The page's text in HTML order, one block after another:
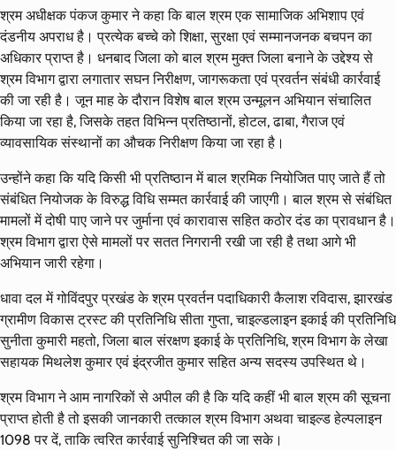
श्रम अधीक्षक पंकज कुमार ने कहा कि बाल श्रम एक सामाजिक अभिशाप एवं
दंडनीय अपराध है। प्रत्येक बच्चे को शिक्षा, सुरक्षा एवं सम्मानजनक बचपन का
अधिकार प्राप्त है। धनबाद जिला को बाल श्रम मुक्त जिला बनाने के उद्देश्य से
श्रम विभाग द्वारा लगातार सघन निरीक्षण, जागरूकता एवं प्रवर्तन संबंधी कार्रवाई
की जा रही है। जून माह के दौरान विशेष बाल श्रम उन्मूलन अभियान संचालित
किया जा रहा है, जिसके तहत विभिन्न प्रतिष्ठानों, होटल, ढाबा, गैराज एवं
व्यावसायिक संस्थानों का औचक निरीक्षण किया जा रहा है।
उन्होंने कहा कि यदि किसी भी प्रतिष्ठान में बाल श्रमिक नियोजित पाए जाते हैं तो
संबंधित नियोजक के विरुद्ध विधि सम्मत कार्रवाई की जाएगी। बाल श्रम से संबंधित
मामलों में दोषी पाए जाने पर जुर्माना एवं कारावास सहित कठोर दंड का प्रावधान है।
श्रम विभाग द्वारा ऐसे मामलों पर सतत निगरानी रखी जा रही है तथा आगे भी
अभियान जारी रहेगा।
धावा दल में गोविंदपुर प्रखंड के श्रम प्रवर्तन पदाधिकारी कैलाश रविदास, झारखंड
ग्रामीण विकास ट्रस्ट की प्रतिनिधि सीता गुप्ता, चाइल्डलाइन इकाई की प्रतिनिधि
सुनीता कुमारी महतो, जिला बाल संरक्षण इकाई के प्रतिनिधि, श्रम विभाग के लेखा
सहायक मिथलेश कुमार एवं इंद्रजीत कुमार सहित अन्य सदस्य उपस्थित थे।
श्रम विभाग ने आम नागरिकों से अपील की है कि यदि कहीं भी बाल श्रम की सूचना
प्राप्त होती है तो इसकी जानकारी तत्काल श्रम विभाग अथवा चाइल्ड हेल्पलाइन
1098 पर दें, ताकि त्वरित कार्रवाई सुनिश्चित की जा सके।